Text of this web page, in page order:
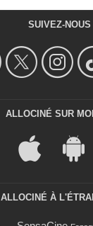
SUIVEZ-NOUS
ALLOCINÉ SUR
ALLOCINÉ À